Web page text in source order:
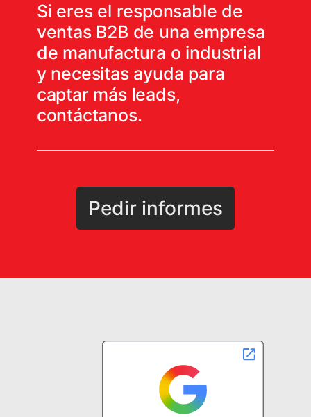
Si eres el responsable de
ventas B2B de una empresa
de manufactura o industrial
y necesitas ayuda para
captar más leads,
contáctanos.
Pedir informes